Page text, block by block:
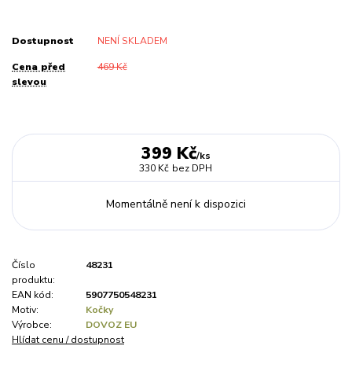
Dostupnost NENÍ SKLADEM
Cena před
slevou
469 Kč
399 Kč/ks
330 Kč bez DPH
Momentálně není k dispozici
Číslo
produktu:
48231
EAN kód:
5907750548231
Motiv:
Kočky
Výrobce:
DOVOZ EU
Hlídat cenu / dostupnost